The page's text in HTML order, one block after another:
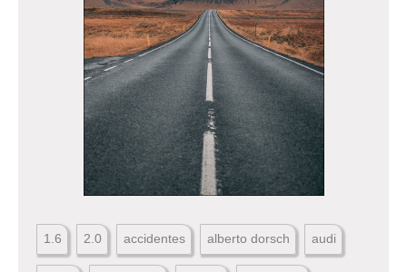
1.6 2.0 accidentes alberto dorsch audi